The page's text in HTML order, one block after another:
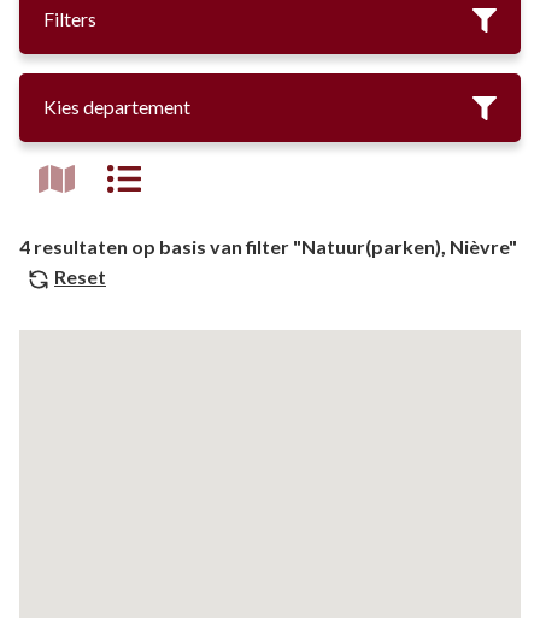
Filters
Kies departement
4 resultaten op basis van filter "Natuur(parken), Nièvre"
Reset